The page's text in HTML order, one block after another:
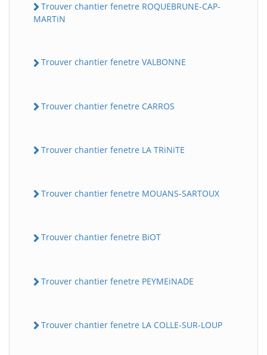
Trouver chantier fenetre ROQUEBRUNE-CAP-
MARTiN
Trouver chantier fenetre VALBONNE
Trouver chantier fenetre CARROS
Trouver chantier fenetre LA TRiNiTE
Trouver chantier fenetre MOUANS-SARTOUX
Trouver chantier fenetre BiOT
Trouver chantier fenetre PEYMEiNADE
Trouver chantier fenetre LA COLLE-SUR-LOUP